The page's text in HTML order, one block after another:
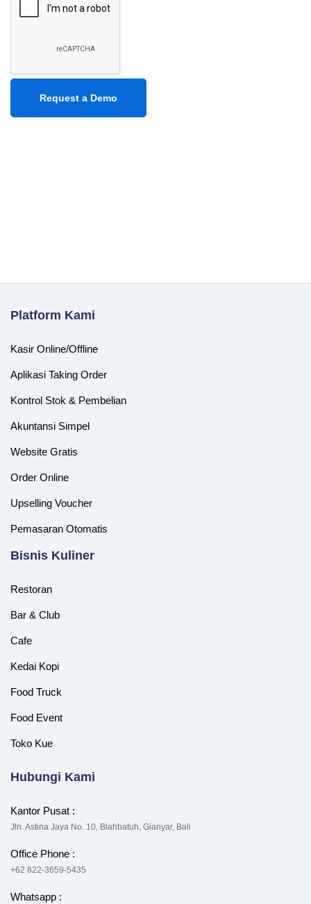
Platform Kami
Kasir Online/Offline
Aplikasi Taking Order
Kontrol Stok & Pembelian
Akuntansi Simpel
Website Gratis
Order Online
Upselling Voucher
Pemasaran Otomatis
‎Bisnis Kuliner
Restoran
Bar & Club
Cafe
Kedai Kopi
Food Truck
Food Event
Toko Kue
Hubungi Kami
Kantor Pusat :
Jln. Astina Jaya No. 10, Blahbatuh, Gianyar, Bali
Office Phone :
+62 822-3659-5435
Whatsapp :